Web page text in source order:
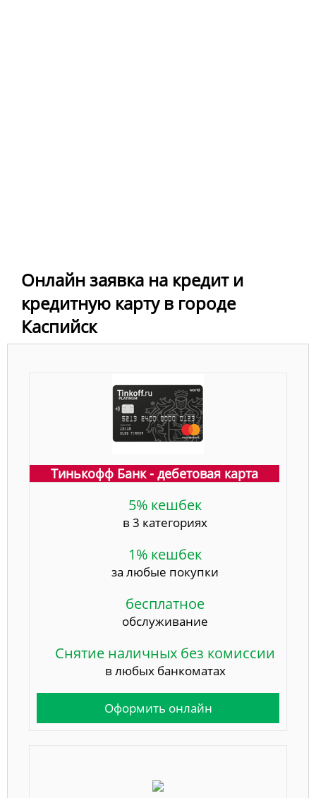
Онлайн заявка на кредит и
кредитную карту в городе
Каспийск
Тинькофф Банк - дебетовая карта
5% кешбек
в 3 категориях
1% кешбек
за любые покупки
бесплатное
обслуживание
Снятие наличных без комиссии
в любых банкоматах
Оформить онлайн